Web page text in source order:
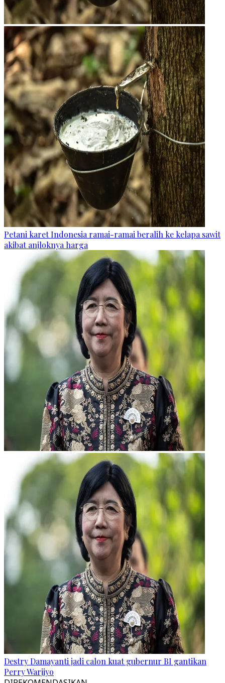
Petani karet Indonesia ramai-ramai beralih ke kelapa sawit
akibat anjloknya harga
Destry Damayanti jadi calon kuat gubernur BI gantikan
Perry Warjiyo